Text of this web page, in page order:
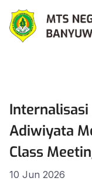
Internalisasi
Adiwiyata
Class
10 Jun 2026